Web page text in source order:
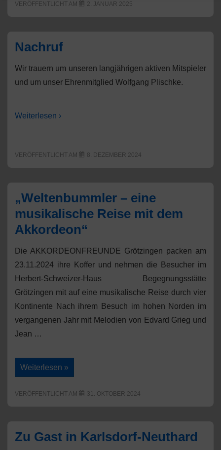
den
VERÖFFENTLICHT AM 2. JANUAR 2025
Nachruf
Wir trauern um unseren langjährigen aktiven Mitspieler
und um unser Ehrenmitglied Wolfgang Plischke.
Weiterlesen ›
VERÖFFENTLICHT AM 8. DEZEMBER 2024
„Weltenbummler – eine
musikalische Reise mit dem
Akkordeon“
Die AKKORDEONFREUNDE Grötzingen packen am
23.11.2024 ihre Koffer und nehmen die Besucher im
Herbert-Schweizer-Haus Begegnungsstätte
Grötzingen mit auf eine musikalische Reise durch vier
Kontinente Nach ihrem Besuch im hohen Norden im
vergangenen Jahr mit Melodien von Edvard Grieg und
Jean …
„Weltenbummler
–
eine
Reise
Weiterlesen »
VERÖFFENTLICHT AM 31. OKTOBER 2024
Zu Gast in Karlsdorf-Neuthard